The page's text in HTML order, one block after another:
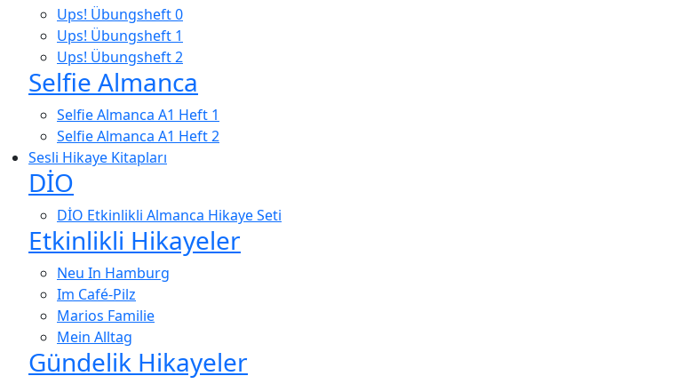
Ups! Übungsheft 0
Ups! Übungsheft 1
Ups! Übungsheft 2
Selfie Almanca
Selfie Almanca A1 Heft 1
Selfie Almanca A1 Heft 2
Sesli Hikaye Kitapları
DİO
DİO Etkinlikli Almanca Hikaye Seti
Etkinlikli Hikayeler
Neu In Hamburg
Im Café-Pilz
Marios Familie
Mein Alltag
Gündelik Hikayeler